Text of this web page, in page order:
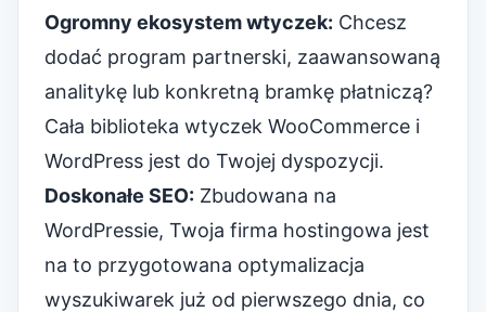
Ogromny ekosystem wtyczek: Chcesz
dodać program partnerski, zaawansowaną
analitykę lub konkretną bramkę płatniczą?
Cała biblioteka wtyczek WooCommerce i
WordPress jest do Twojej dyspozycji.
Doskonałe SEO: Zbudowana na
WordPressie, Twoja firma hostingowa jest
na to przygotowana optymalizacja
wyszukiwarek już od pierwszego dnia, co